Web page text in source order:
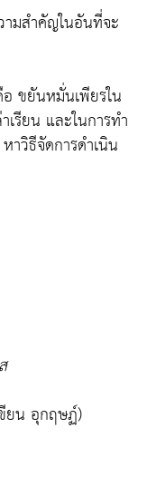
มสำคัญในอันที่จะ
ขยันหมั่นเพียรใน
รียน และในการทำ
วิธีจัดการดำเนิน
ยน อุกฤษฏ์)